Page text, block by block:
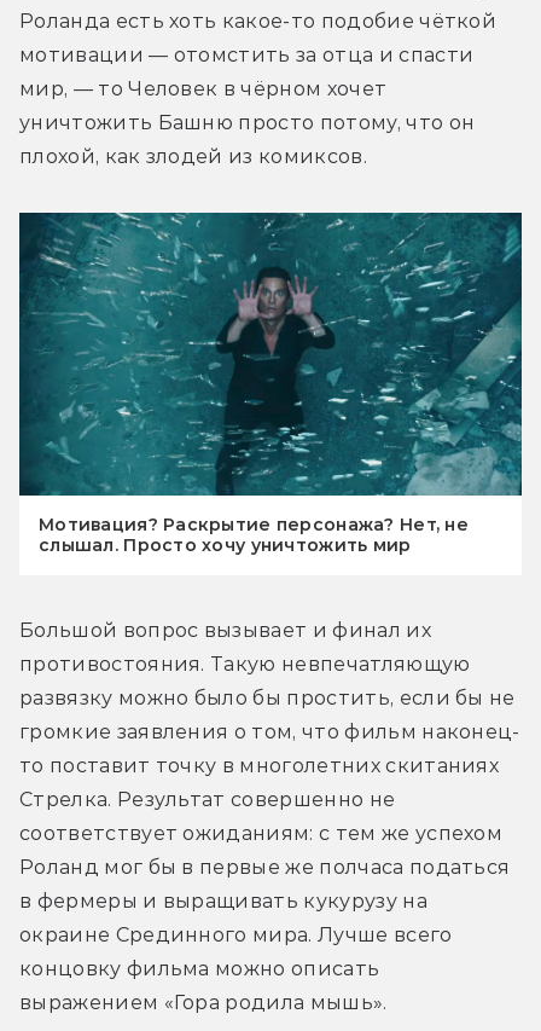
Роланда есть хоть какое-то подобие чёткой
мотивации — отомстить за отца и спасти
мир, — то Человек в чёрном хочет
уничтожить Башню просто потому, что он
плохой, как злодей из комиксов.
Мотивация? Раскрытие персонажа? Нет, не
слышал. Просто хочу уничтожить мир
Большой вопрос вызывает и финал их
противостояния. Такую невпечатляющую
развязку можно было бы простить, если бы не
громкие заявления о том, что фильм наконец-
то поставит точку в многолетних скитаниях
Стрелка. Результат совершенно не
соответствует ожиданиям: с тем же успехом
Роланд мог бы в первые же полчаса податься
в фермеры и выращивать кукурузу на
окраине Срединного мира. Лучше всего
концовку фильма можно описать
выражением «Гора родила мышь».